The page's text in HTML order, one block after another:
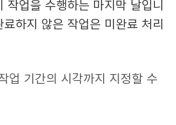
작업을 수행하는 마지막 날입니
하지 않은 작업은 미완료 처리
업 기간의 시각까지 지정할 수